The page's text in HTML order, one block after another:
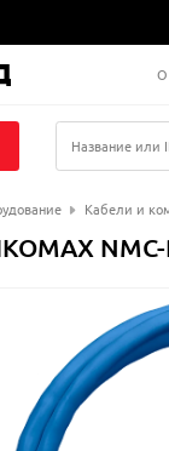
О
Название или
Кабели и